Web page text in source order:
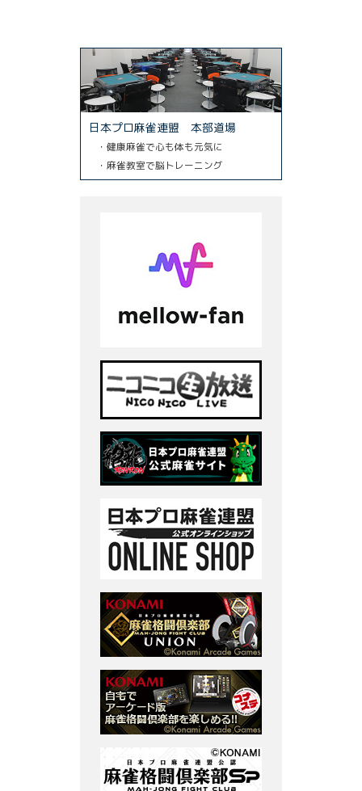
日本プロ麻雀連盟 本部道場
・健康麻雀で心も体も元気に
・麻雀教室で脳トレーニング